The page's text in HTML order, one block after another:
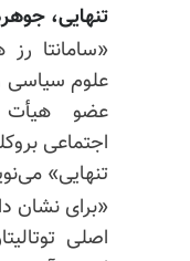
تنهایی،
«سامانتا
علوم سیاسی
عضو هیأت
اجتماعی
تنهایی»
«برای نشان
اصلی